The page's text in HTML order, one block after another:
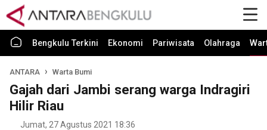
Bengkulu Terkini Ekonomi Pariwisata Olahraga
ANTARA Warta Bumi
Gajah dari Jambi serang warga Indragiri
Hilir Riau
Jumat, 27 Agustus 2021 18:36